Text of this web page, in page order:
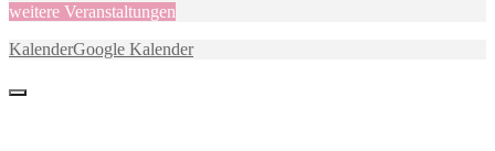
weitere Veranstaltungen
KalenderGoogle Kalender